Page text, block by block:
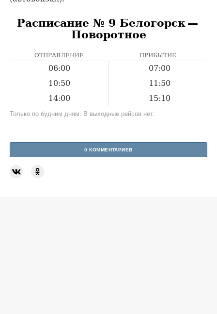
Расписание № 9 Белогорск —
Поворотное
ОТПРАВЛЕНИЕ ПРИБЫТИЕ
06:00
07:00
10:50
11:50
14:00
15:10
Только по будним дням. В выходные рейсов нет.
0 КОММЕНТАРИЕВ